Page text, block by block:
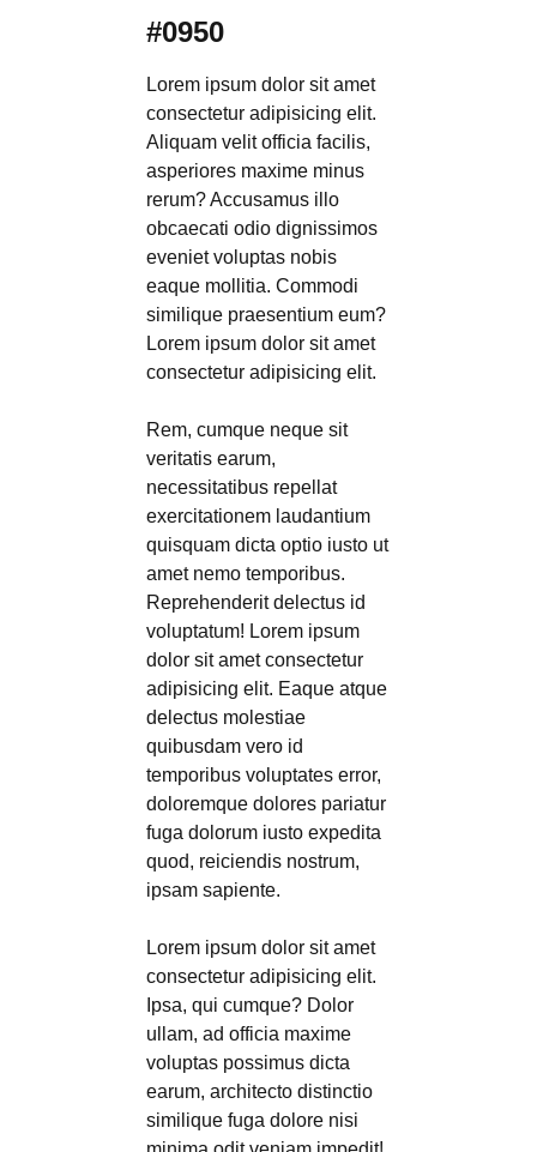
#0950
Lorem ipsum dolor sit amet
consectetur adipisicing elit.
Aliquam velit officia facilis,
asperiores maxime minus
rerum? Accusamus illo
obcaecati odio dignissimos
eveniet voluptas nobis
eaque mollitia. Commodi
similique praesentium eum?
Lorem ipsum dolor sit amet
consectetur adipisicing elit.
Rem, cumque neque sit
veritatis earum,
necessitatibus repellat
exercitationem laudantium
quisquam dicta optio iusto ut
amet nemo temporibus.
Reprehenderit delectus id
voluptatum! Lorem ipsum
dolor sit amet consectetur
adipisicing elit. Eaque atque
delectus molestiae
quibusdam vero id
temporibus voluptates error,
doloremque dolores pariatur
fuga dolorum iusto expedita
quod, reiciendis nostrum,
ipsam sapiente.
Lorem ipsum dolor sit amet
consectetur adipisicing elit.
Ipsa, qui cumque? Dolor
ullam, ad officia maxime
voluptas possimus dicta
earum, architecto distinctio
similique fuga dolore nisi